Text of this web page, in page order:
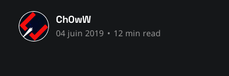
Ch0wW
04 juin 2019 • 12 min read